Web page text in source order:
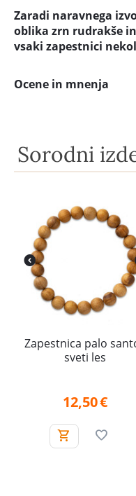
Zaradi naravnega
oblika zrn rudrakše
vsaki zapestnici
Ocene in mnenja
Sorodni
Zapestnica palo
sveti les
12,50€